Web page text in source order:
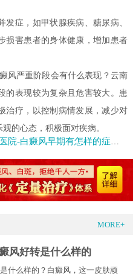
症，如甲状腺疾病、糖尿病、
损害患者的身体健康，增加患者
风严重阶段会有什么表现？云南
的表现较为复杂且危害较大。患
治疗，以控制病情发展，减少对
的心态，积极面对疾病。
-白癜风早期有怎样的症状表现
MORE+
风好转是什么样的
什么样的？白癜风，这一皮肤顽